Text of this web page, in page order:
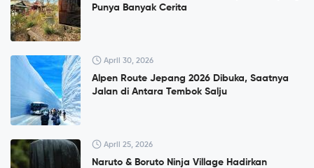
Punya Banyak Cerita
April 30, 2026
Alpen Route Jepang 2026 Dibuka, Saatnya
Jalan di Antara Tembok Salju
April 25, 2026
Naruto & Boruto Ninja Village Hadirkan